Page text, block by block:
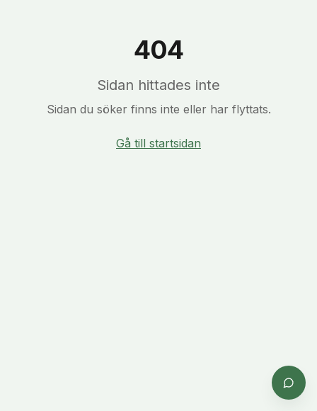
404
Sidan hittades inte
Sidan du söker finns inte eller har flyttats.
Gå till startsidan